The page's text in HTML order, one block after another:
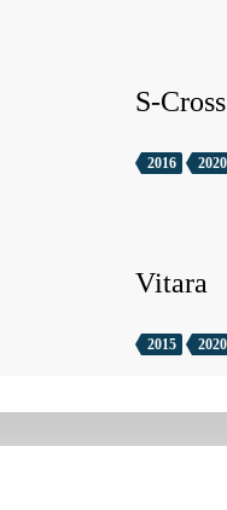
S-Cross
2016 2020
Vitara
2015 2020